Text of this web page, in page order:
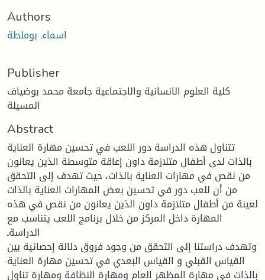
Authors
اسماء, بوملطة
Publisher
كلية العلوم الانسانية والاجتماعية جامعة محمد بوضياف
المسيلة
Abstract
تتناول هذه الدراسة دور اللعب في تحسين مهارة العناية
بالذات لدى أطفال متلازمة داون إعاقة متوسطة الذين يعانون
من نقص في مهارات العناية بالذات، حيث تهدف إلى التحقق
من أن للعب دور في تحسين بعض المهارات العناية بالذات
لعينة من أطفال متلازمة داون الذين يعانون من نقص في هذه
المهارة داخل المركز من خلال برنامج اللعب يتناسب مع
الدراسةـ
وتهدف دراستنا إلى التحقق من وجود فروق دلالة إحصائية بين
القياس القبلي و القياس البعدي في تحسين مهارة العناية
بالذات في مهارة المظهر العام ومهارة النظافة ومهارة تناول